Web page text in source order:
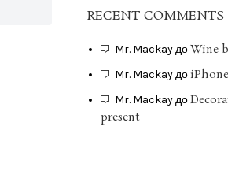
RECENT COMMENTS
Mr. MackayдоWine
Mr. Mackayдо
Mr. Mackayдо
present